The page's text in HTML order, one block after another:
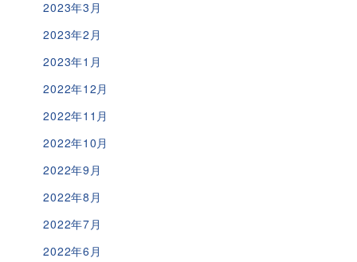
2023年3月
2023年2月
2023年1月
2022年12月
2022年11月
2022年10月
2022年9月
2022年8月
2022年7月
2022年6月